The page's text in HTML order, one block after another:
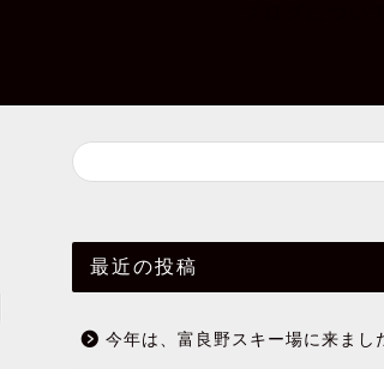
最近の投稿
今年は、富良野スキー場に来まし